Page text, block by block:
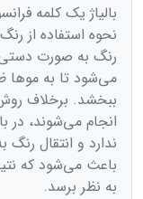
بالیاژ یک کلمه
نحوه استفاده از
رنگ به صورت دستی
می‌شود تا به موها
ببخشد. برخلاف
انجام می‌شوند، در
ندارد و انتقال
باعث می‌شود که
به نظر برسد.